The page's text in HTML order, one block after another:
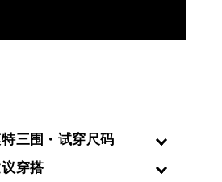
三围 · 试穿尺码
穿搭